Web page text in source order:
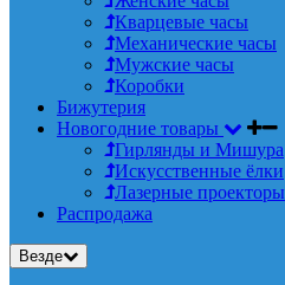
Кварцевые часы
Механические часы
Мужские часы
Коробки
Бижутерия
Новогодние товары
Гирлянды и Мишура
Искусственные ёлки
Лазерные проекторы
Распродажа
Везде